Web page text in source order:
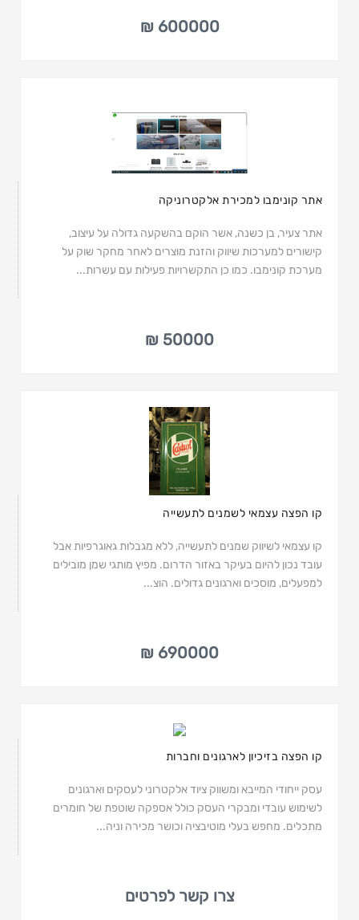
600000 ₪
אתר קונימבו למכירת אלקטרוניקה
אתר צעיר, בן כשנה, אשר הוקם בהשקעה גדולה על עיצוב,
קישורים למערכות שיווק והזנת מוצרים לאחר מחקר שוק על
מערכת קונימבו. כמו כן התקשרויות פעילות עם עשרות...
50000 ₪
קו הפצה עצמאי לשמנים לתעשייה
קו עצמאי לשיווק שמנים לתעשייה, ללא מגבלות גאוגרפיות אבל
עובד נכון להיום בעיקר באזור הדרום. מפיץ מותגי שמן מובילים
למפעלים, מוסכים וארגונים גדולים. הוצ...
690000 ₪
קו הפצה בזיכיון לארגונים וחברות
עסק ייחודי המייבא ומשווק ציוד אלקטרוני לעסקים וארגונים
לשימוש עובדי ומבקרי העסק כולל אספקה שוטפת של חומרים
מתכלים. מחפש בעלי מוטיבציה וכושר מכירה וניה...
צרו קשר לפרטים